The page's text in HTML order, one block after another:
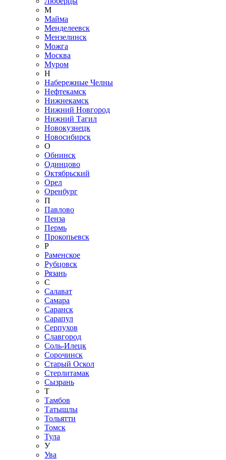
М
Майма
Менделеевск
Мензелинск
Можга
Москва
Муром
Н
Набережные Челны
Нефтекамск
Нижнекамск
Нижний Новгород
Нижний Тагил
Новокузнецк
Новосибирск
О
Обнинск
Одинцово
Октябрьский
Орел
Оренбург
П
Павлово
Пенза
Пермь
Прокопьевск
Р
Раменское
Рубцовск
Рязань
С
Салават
Самара
Саранск
Сарапул
Серпухов
Славгород
Соль-Илецк
Сорочинск
Старый Оскол
Стерлитамак
Сызрань
Т
Тамбов
Татышлы
Тольятти
Томск
Тула
У
Ува